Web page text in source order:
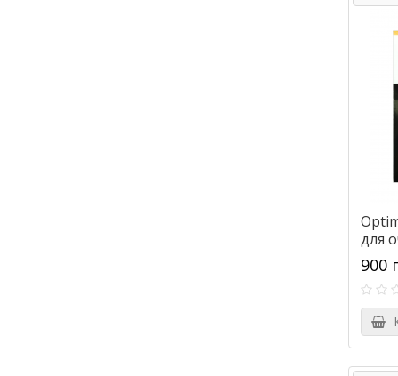
для
900